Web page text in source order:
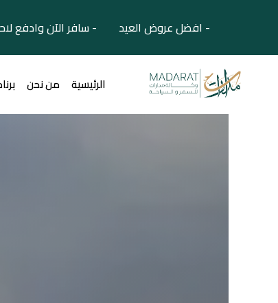
- افضل عروض العيد - سافر الآن وادفع
الرئيسية من نحن